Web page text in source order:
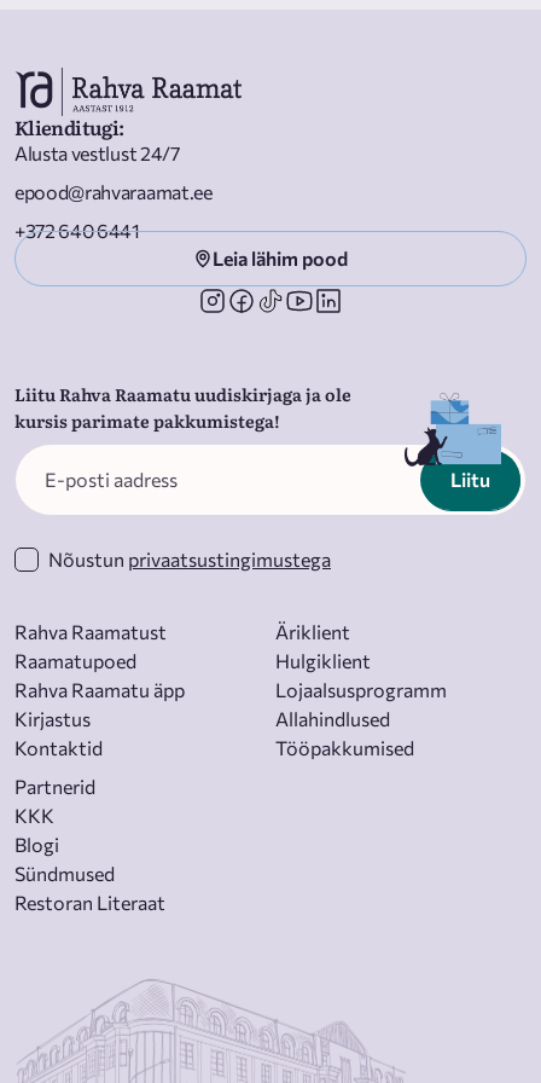
Klienditugi:
Alusta vestlust 24/7
epood@rahvaraamat.ee
+372 640 6441
Leia lähim pood
Liitu Rahva Raamatu uudiskirjaga ja ole
kursis parimate pakkumistega!
Liitu
Nõustun privaatsustingimustega
Rahva Raamatust
Raamatupoed
Rahva Raamatu äpp
Kirjastus
Kontaktid
Äriklient
Hulgiklient
Lojaalsusprogramm
Allahindlused
Tööpakkumised
Partnerid
KKK
Blogi
Sündmused
Restoran Literaat